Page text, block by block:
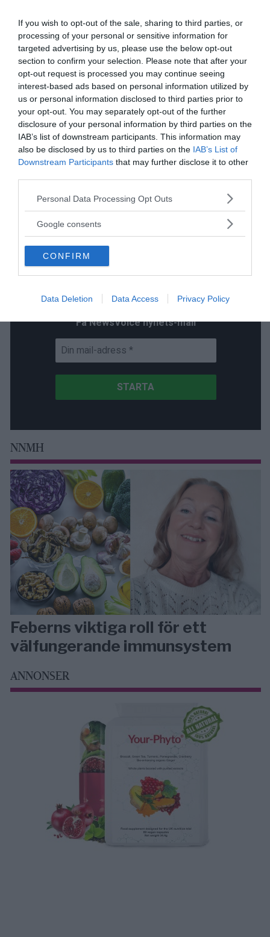
If you wish to opt-out of the sale, sharing to third parties, or
processing of your personal or sensitive information for
targeted advertising by us, please use the below opt-out
section to confirm your selection. Please note that after your
opt-out request is processed you may continue seeing
interest-based ads based on personal information utilized by
us or personal information disclosed to third parties prior to
your opt-out. You may separately opt-out of the further
disclosure of your personal information by third parties on the
IAB’s list of downstream participants. This information may
also be disclosed by us to third parties on the IAB’s List of
Downstream Participants that may further disclose it to other
Please note that this website/app uses one or more Google
not limited to your visit or usage behaviour. You may click to
use your data for below specified purposes in below Google
consent section.
Personal Data Processing Opt Outs
Google consents
CONFIRM
Data Deletion Data Access Privacy Policy
Tankesmedjan Kreaprenör: En
plan för Sverige är redan
lanserad av ett parti
Stöd NewsVoice
Få NewsVoice nyhets-mail
NNMH
Feberns viktiga roll för ett
välfungerande immunsystem
ANNONSER